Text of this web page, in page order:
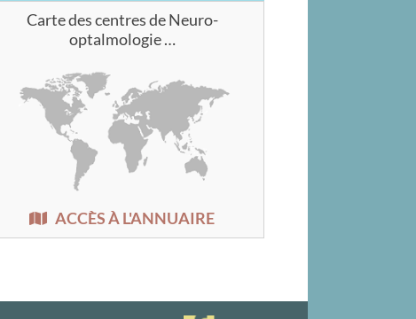
Carte des centres de Neuro-
optalmologie …
ACCÈS À L'ANNUAIRE